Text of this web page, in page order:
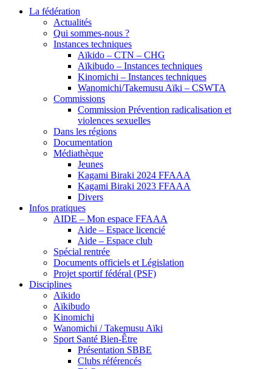
La fédération
Actualités
Qui sommes-nous ?
Instances techniques
Aïkido – CTN – CHG
Aïkibudo – Instances techniques
Kinomichi – Instances techniques
Wanomichi/Takemusu Aïki – CSWTA
Commissions
Commission Prévention radicalisation et
violences sexuelles
Dans les régions
Documentation
Médiathèque
Jeunes
Kagami Biraki 2024 FFAAA
Kagami Biraki 2023 FFAAA
Divers
Infos pratiques
AIDE – Mon espace FFAAA
Aide – Espace licencié
Aide – Espace club
Spécial rentrée
Documents officiels et Législation
Projet sportif fédéral (PSF)
Disciplines
Aïkido
Aïkibudo
Kinomichi
Wanomichi / Takemusu Aïki
Sport Santé Bien-Être
Présentation SBBE
Clubs référencés